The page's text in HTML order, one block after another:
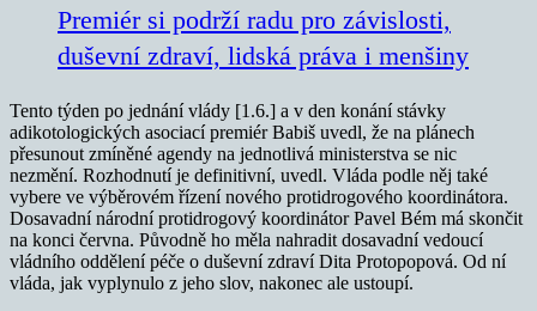
Premiér si podrží radu pro závislosti,
duševní zdraví, lidská práva i menšiny
Tento týden po jednání vlády [1.6.] a v den konání stávky
adikotologických asociací premiér Babiš uvedl, že na plánech
přesunout zmíněné agendy na jednotlivá ministerstva se nic
nezmění. Rozhodnutí je definitivní, uvedl. Vláda podle něj také
vybere ve výběrovém řízení nového protidrogového koordinátora.
Dosavadní národní protidrogový koordinátor Pavel Bém má skončit
na konci června. Původně ho měla nahradit dosavadní vedoucí
vládního oddělení péče o duševní zdraví Dita Protopopová. Od ní
vláda, jak vyplynulo z jeho slov, nakonec ale ustoupí.